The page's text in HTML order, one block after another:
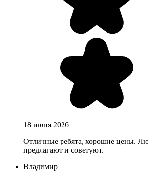
18 июня 2026
Отличные ребята, хорошие цены.
предлагают и советуют.
Владимир